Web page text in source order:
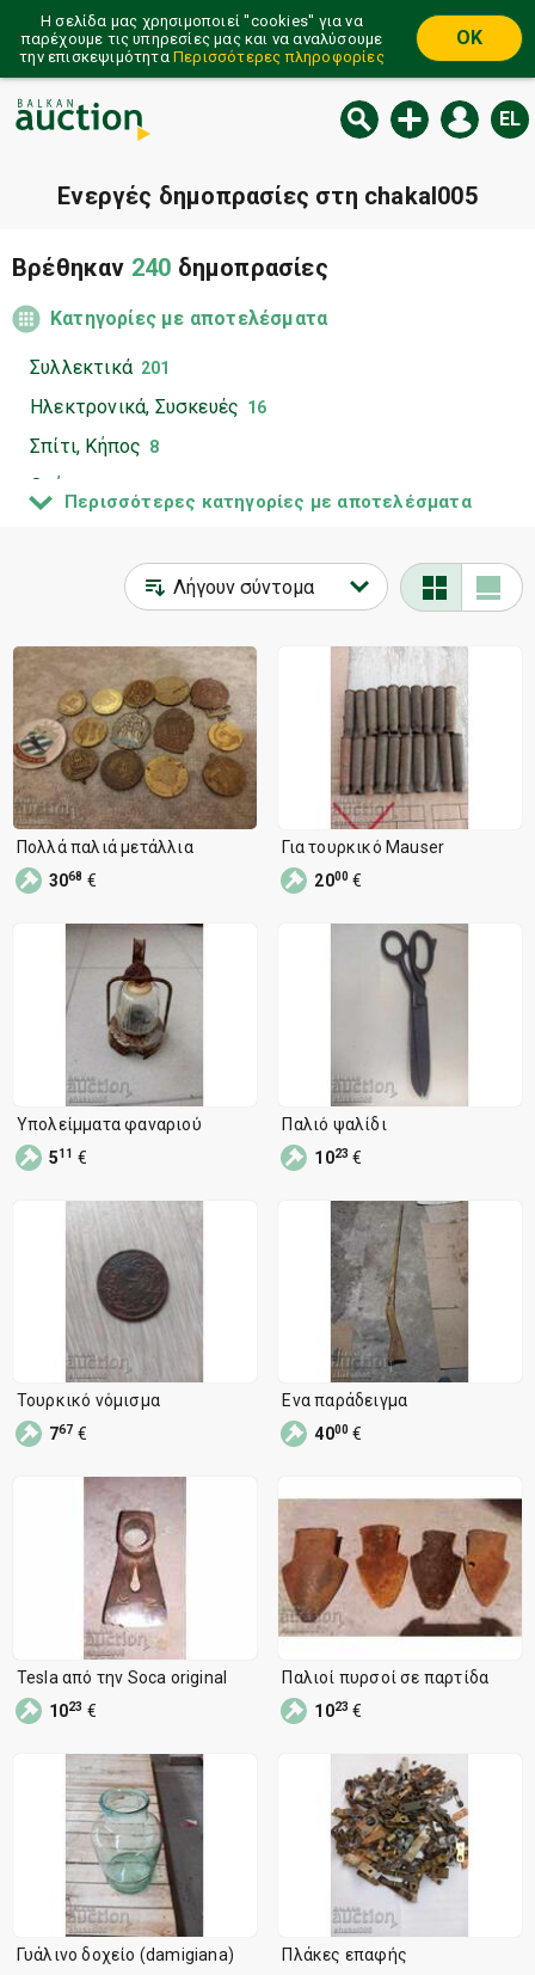
Η σελίδα μας χρησιμοποιεί ''cookies'' για να
παρέχουμε τις υπηρεσίες μας και να αναλύσουμε
την επισκεψιμότητα Περισσότερες πληροφορίες
OK
EL
Ενεργές δημοπρασίες στη chakal005
Βρέθηκαν 240 δημοπρασίες
Κατηγορίες με αποτελέσματα
Συλλεκτικά 201
Ηλεκτρονικά, Συσκευές 16
Σπίτι, Κήπος 8
Οχήματα
Σουβενίρ, Δώρα 2
Αθλητισμός, Ψυχαγωγία
Τέχνη, Μουσική 2
Περισσότερες κατηγορίες με αποτελέσματα
Πολλά παλιά μετάλλια
3068 €
Για τουρκικό Mauser
2000 €
Υπολείμματα φαναριού
511 €
Παλιό ψαλίδι
1023 €
Τουρκικό νόμισμα
767 €
Ενα παράδειγμα
4000 €
Tesla από την Soca original
1023 €
Παλιοί πυρσοί σε παρτίδα
1023 €
Γυάλινο δοχείο (damigiana)
Πλάκες επαφής